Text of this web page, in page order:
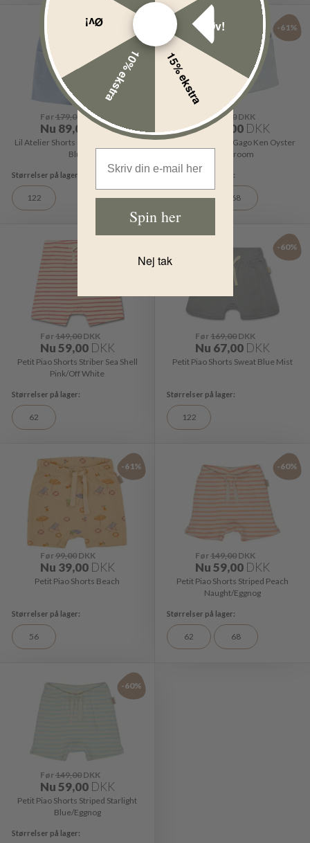
-50%
Før179,00DKK
Nu 89,00 DKK
Lil Atelier Shorts - NmmJollo - Zen
Blue
122
-61%
Før109,00 DKK
Nu43,00 DKK
Lil Atelier Shorts Gago Ken Oyster
Mushroom
56 68
Før149,00DKK
Nu59,00 DKK
Petit Piao Shorts Striber Sea Shell
Pink/Off White
62
-60%
Før169,00 DKK
Nu 67,00 DKK
Petit Piao Shorts Sweat Blue Mist
122
-61%
Før99,00DKK
Nu 39,00 DKK
Petit Piao Shorts Beach
56
-60%
Før149,00 DKK
Nu59,00 DKK
Petit Piao Shorts Striped Peach
Naught/Eggnog
62 68
-60%
Før149,00DKK
Nu59,00 DKK
Petit Piao Shorts Striped Starlight
Blue/Eggnog
Øv!
15% ekstra
10% ekstra
Øv!
Spin her
Nej tak